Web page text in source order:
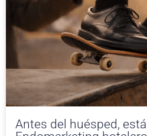
Antes del huésped,